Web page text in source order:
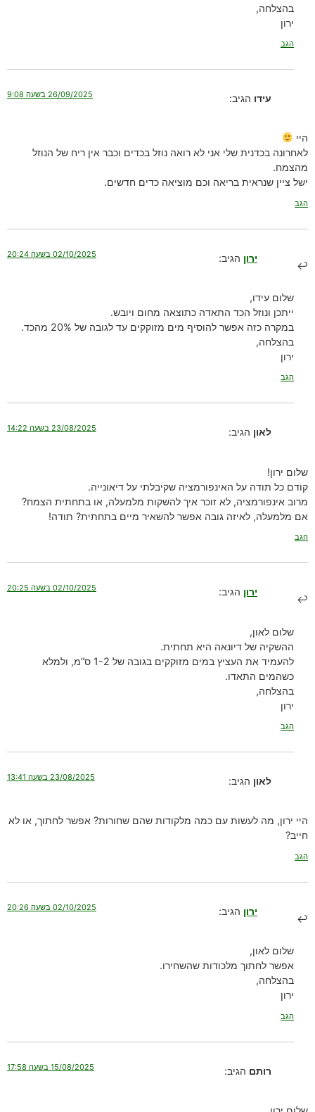
בהצלחה,
ירון
הגב
עידו הגיב: 26/09/2025 בשעה 9:08
היי
לאחרונה בכדנית שלי אני לא רואה נוזל בכדים וכבר אין ריח של הנוזל
מהצמח.
ישל ציין שנראית בריאה וכם מוציאה כדים חדשים.
הגב
ירון הגיב: 02/10/2025 בשעה 20:24
שלום עידו,
ייתכן ונוזל הכד התאדה כתוצאה מחום ויובש.
במקרה כזה אפשר להוסיף מים מזוקקים עד לגובה של 20% מהכד.
בהצלחה,
ירון
הגב
לאון הגיב: 23/08/2025 בשעה 14:22
שלום ירון!
קודם כל תודה על האינפורמציה שקיבלתי על דיאונייה.
מרוב אינפורמציה, לא זוכר איך להשקות מלמעלה, או בתחתית הצמח?
אם מלמעלה, לאיזה גובה אפשר להשאיר מיים בתחתית? תודה!
הגב
ירון הגיב: 02/10/2025 בשעה 20:25
שלום לאון,
ההשקיה של דיונאה היא תחתית.
להעמיד את העציץ במים מזוקקים בגובה של 1-2 ס”מ, ולמלא
כשהמים התאדו.
בהצלחה,
ירון
הגב
לאון הגיב: 23/08/2025 בשעה 13:41
היי ירון, מה לעשות עם כמה מלקודות שהם שחורות? אפשר לחתוך, או לא
חייב?
הגב
ירון הגיב: 02/10/2025 בשעה 20:26
שלום לאון,
אפשר לחתוך מלכודות שהשחירו.
בהצלחה,
ירון
הגב
רותם הגיב: 15/08/2025 בשעה 17:58